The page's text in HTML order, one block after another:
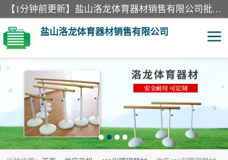
【1分钟前更新】盐山洛龙体育器材销售有限公司批量供应：300米障碍器材、400米障碍器材、部队训练器材、双杠、体操垫、舞蹈把杆等产品。盐山洛龙体育器材销售有限公司经过多年的发展，集研发，生产，销售，售后服务为一体. 奉行“质量，信誉，服务”的宗旨，以开拓创新的精神和真诚守信的态度积极进取。
盐山洛龙体育器材销售有限公司
单双杠 舞蹈把杆
400米障碍器材 体操垫
300米障碍器材 攀爬架